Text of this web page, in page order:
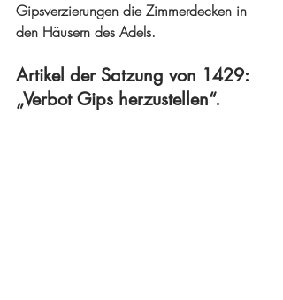
Gipsverzierungen die Zimmerdecken in
den Häusern des Adels.
Artikel der Satzung von 1429:
„Verbot Gips herzustellen“.